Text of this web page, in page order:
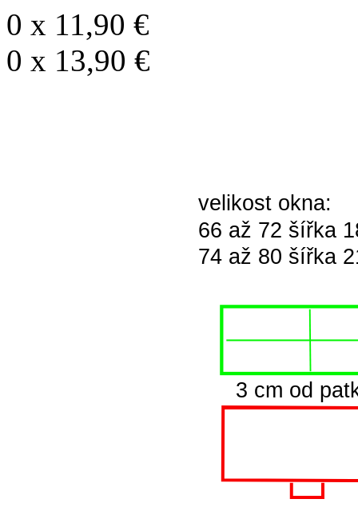
0 x 11,90 €
0 x 13,90 €
3 cm od
velikost okna:
66 až 72 šířka
74 až 80 šířka